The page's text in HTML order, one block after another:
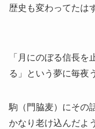
歴史も変わってたは
「月にのぼる信長
る」という夢に毎夜
駒（門脇麦）にその
かなり老け込んだよ